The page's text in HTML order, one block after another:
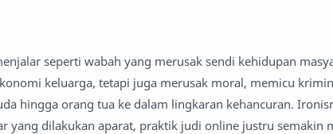
seperti wabah yang merusak sendi kehidupan
keluarga, tetapi juga merusak moral, memicu
hingga orang tua ke dalam lingkaran kehancuran.
yang dilakukan aparat, praktik judi online justru semakin